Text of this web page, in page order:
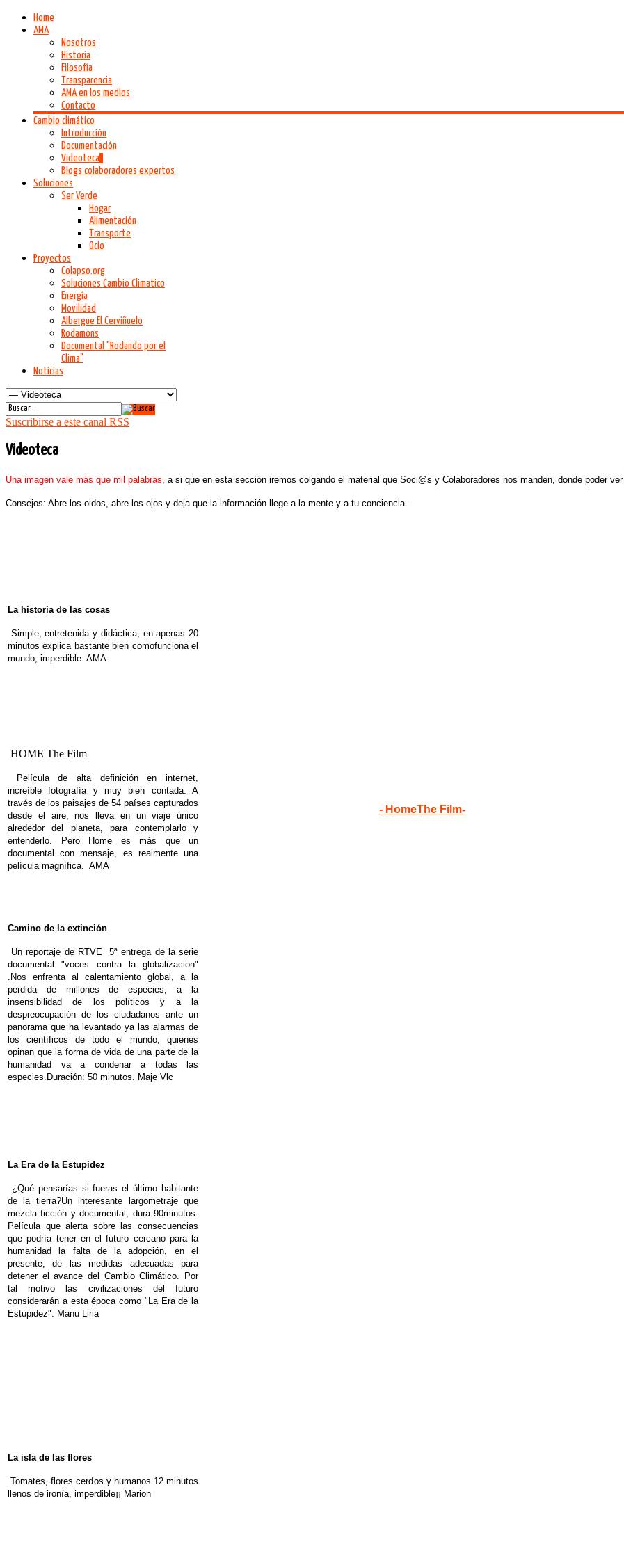
Home
AMA
Nosotros
Historia
Filosofía
Transparencia
AMA en los medios
Contacto
Cambio climático
Introducción
Documentación
Videoteca
Blogs colaboradores expertos
Soluciones
Ser Verde
Hogar
Alimentación
Transporte
Ocio
Proyectos
Colapso.org
Soluciones Cambio Climatico
Energía
Movilidad
Albergue El Cerviñuelo
Rodamons
Documental "Rodando por el
Clima"
Noticias
Suscribirse a este canal RSS
Videoteca
Una imagen vale más que mil palabras , a si que en esta sección iremos colgando el material que Soci@s y Colaboradores nos manden, donde poder ver
Consejos: Abre los oidos, abre los ojos y deja que la información llege a la mente y a tu conciencia.
La historia de las cosas
Simple, entretenida y didáctica, en apenas 20
minutos explica bastante bien comofunciona el
mundo, imperdible. AMA
HOME The Film
Película de alta definición en internet,
increíble fotografía y muy bien contada. A
través de los paisajes de 54 países capturados
desde el aire, nos lleva en un viaje único
alrededor del planeta, para contemplarlo y
entenderlo. Pero Home es más que un
documental con mensaje, es realmente una
película magnífica.
AMA
- HomeThe Film-
Camino de la extinción
Un reportaje de RTVE 5ª entrega de la serie
documental "voces contra la globalizacion"
.Nos enfrenta al calentamiento global, a la
perdida de millones de especies, a la
insensibilidad de los políticos y a la
despreocupación de los ciudadanos ante un
panorama que ha levantado ya las alarmas de
los científicos de todo el mundo, quienes
opinan que la forma de vida de una parte de la
humanidad va a condenar a todas las
especies. Duración: 50 minutos. Maje Vlc
La Era de la Estupidez
¿Qué pensarías si fueras el último habitante
de la tierra?Un interesante largometraje que
mezcla ficción y documental, dura 90minutos.
Película que alerta sobre las consecuencias
que podría tener en el futuro cercano para la
humanidad la falta de la adopción, en el
presente, de las medidas adecuadas para
detener el avance del Cambio Climático. Por
tal motivo las civilizaciones del futuro
considerarán a esta época como "La Era de la
Estupidez".
Manu Liria
La isla de las flores
Tomates, flores cerdos y humanos.12 minutos
llenos de ironía , imperdible¡¡ Marion